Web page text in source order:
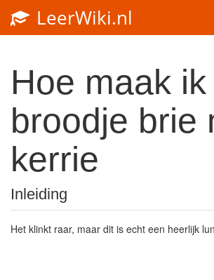
LeerWiki.nl
Hoe maak
broodje brie
kerrie
Inleiding
Het klinkt raar, maar dit is echt een heerlijk